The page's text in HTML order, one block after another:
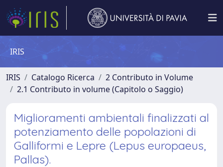
IRIS
IRIS Catalogo Ricerca
2 Contributo in Volume
2.1 Contributo in volume (Capitolo o Saggio)
Miglioramenti ambientali finalizzati al
potenziamento delle popolazioni di
Galliformi e Lepre (Lepus europaeus,
Pallas).